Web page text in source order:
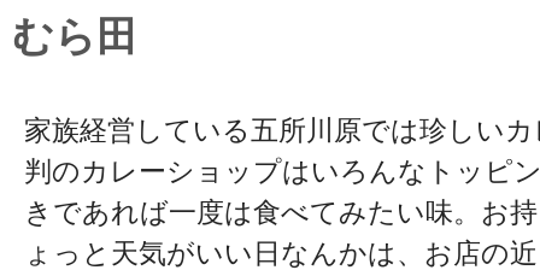
むら田
家族経営している五所川原では珍しい
判のカレーショップはいろんなトッピ
きであれば一度は食べてみたい味。お
ょっと天気がいい日なんかは、お店の